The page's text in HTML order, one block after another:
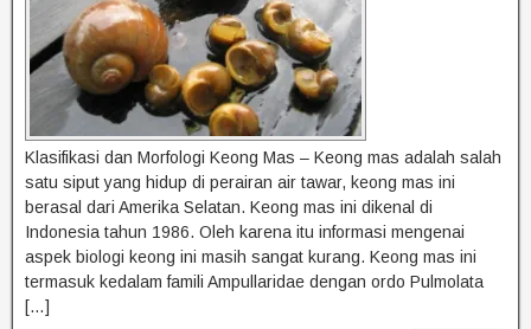
Klasifikasi dan Morfologi Keong Mas – Keong mas adalah salah
satu siput yang hidup di perairan air tawar, keong mas ini
berasal dari Amerika Selatan. Keong mas ini dikenal di
Indonesia tahun 1986. Oleh karena itu informasi mengenai
aspek biologi keong ini masih sangat kurang. Keong mas ini
termasuk kedalam famili Ampullaridae dengan ordo Pulmolata
[…]